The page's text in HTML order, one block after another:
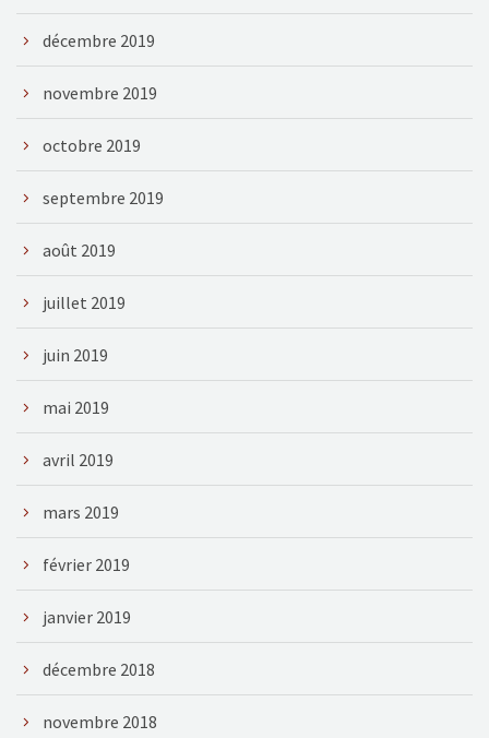
décembre 2019
novembre 2019
octobre 2019
septembre 2019
août 2019
juillet 2019
juin 2019
mai 2019
avril 2019
mars 2019
février 2019
janvier 2019
décembre 2018
novembre 2018